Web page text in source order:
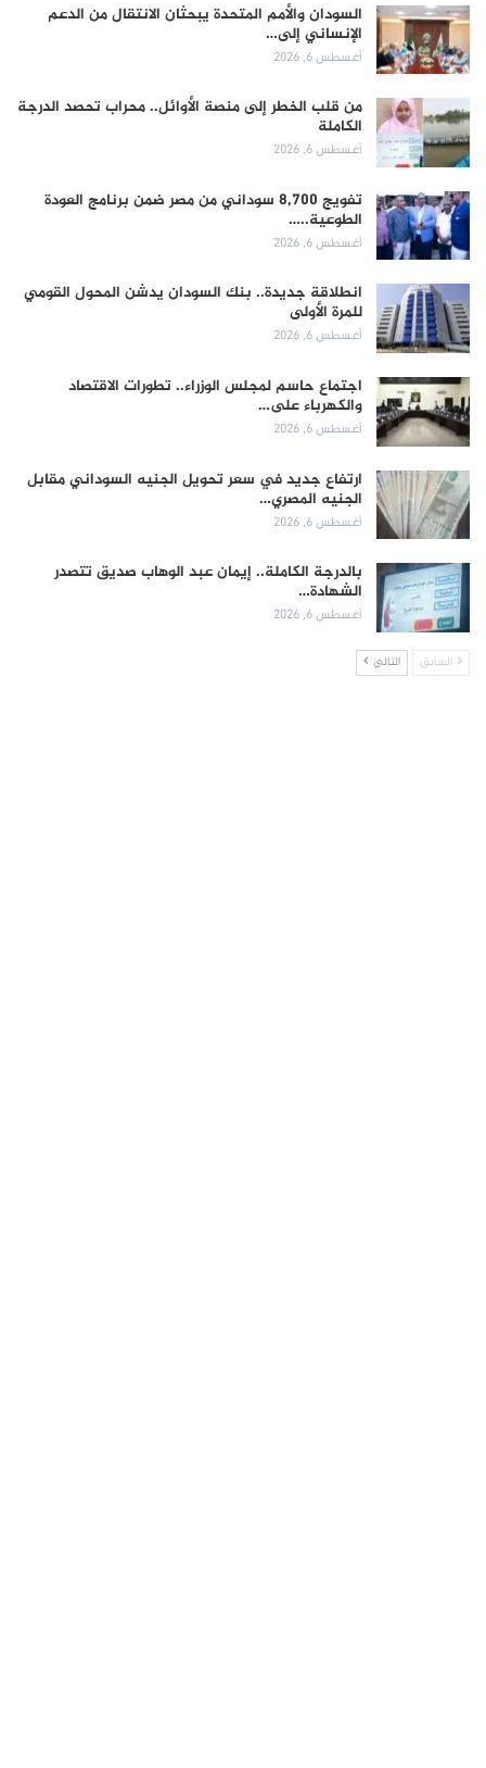
السودان والأمم المتحدة يبحثان الانتقال من الدعم
الإنساني إلى…
أغسطس 6, 2026
من قلب الخطر إلى منصة الأوائل.. محراب تحصد الدرجة
الكاملة
أغسطس 6, 2026
تفويج 8,700 سوداني من مصر ضمن برنامج العودة
الطوعية..…
أغسطس 6, 2026
انطلاقة جديدة.. بنك السودان يدشن المحول القومي
للمرة الأولى
أغسطس 6, 2026
اجتماع حاسم لمجلس الوزراء.. تطورات الاقتصاد
والكهرباء على…
أغسطس 6, 2026
ارتفاع جديد في سعر تحويل الجنيه السوداني مقابل
الجنيه المصري…
أغسطس 6, 2026
بالدرجة الكاملة.. إيمان عبد الوهاب صديق تتصدر
الشهادة…
أغسطس 6, 2026
السابق التالي